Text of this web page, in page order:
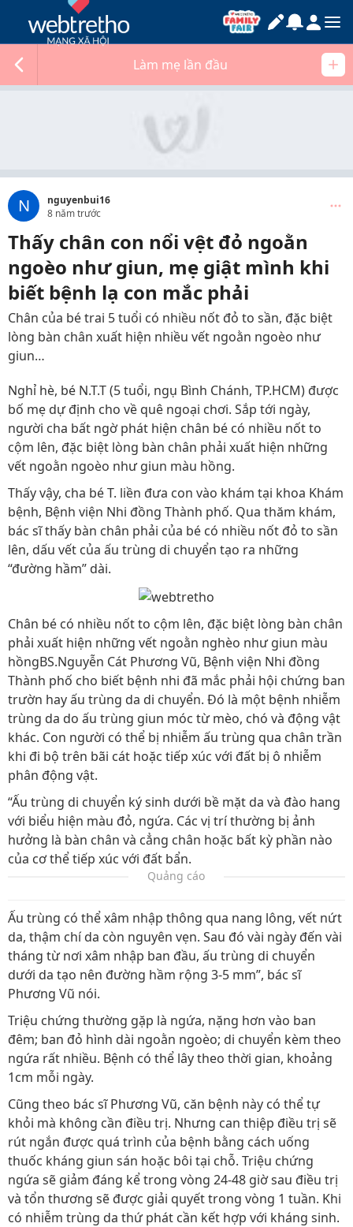
Làm mẹ lần đầu
N
nguyenbui16
8 năm trước
Thấy chân con nổi vệt đỏ ngoằn
ngoèo như giun, mẹ giật mình khi
biết bệnh lạ con mắc phải
Chân của bé trai 5 tuổi có nhiều nốt đỏ to sần, đặc biệt
lòng bàn chân xuất hiện nhiều vết ngoằn ngoèo như
giun…
Nghỉ hè, bé N.T.T (5 tuổi, ngụ Bình Chánh, TP.HCM) được
bố mẹ dự định cho về quê ngoại chơi. Sắp tới ngày,
người cha bất ngờ phát hiện chân bé có nhiều nốt to
cộm lên, đặc biệt lòng bàn chân phải xuất hiện những
vết ngoằn ngoèo như giun màu hồng.
Thấy vậy, cha bé T. liền đưa con vào khám tại khoa Khám
bệnh, Bệnh viện Nhi đồng Thành phố. Qua thăm khám,
bác sĩ thấy bàn chân phải của bé có nhiều nốt đỏ to sần
lên, dấu vết của ấu trùng di chuyển tạo ra những
“đường hầm” dài.
Chân bé có nhiều nốt to cộm lên, đặc biệt lòng bàn chân
phải xuất hiện những vết ngoằn nghèo như giun màu
hồngBS.Nguyễn Cát Phương Vũ, Bệnh viện Nhi đồng
Thành phố cho biết bệnh nhi đã mắc phải hội chứng ban
trườn hay ấu trùng da di chuyển. Đó là một bệnh nhiễm
trùng da do ấu trùng giun móc từ mèo, chó và động vật
khác. Con người có thể bị nhiễm ấu trùng qua chân trần
khi đi bộ trên bãi cát hoặc tiếp xúc với đất bị ô nhiễm
phân động vật.
“Ấu trùng di chuyển ký sinh dưới bề mặt da và đào hang
với biểu hiện màu đỏ, ngứa. Các vị trí thường bị ảnh
hưởng là bàn chân và cẳng chân hoặc bất kỳ phần nào
của cơ thể tiếp xúc với đất bẩn.
Quảng cáo
Ấu trùng có thể xâm nhập thông qua nang lông, vết nứt
da, thậm chí da còn nguyên vẹn. Sau đó vài ngày đến vài
tháng từ nơi xâm nhập ban đầu, ấu trùng di chuyển
dưới da tạo nên đường hầm rộng 3-5 mm”, bác sĩ
Phương Vũ nói.
Triệu chứng thường gặp là ngứa, nặng hơn vào ban
đêm; ban đỏ hình dài ngoằn ngoèo; di chuyển kèm theo
ngứa rất nhiều. Bệnh có thể lây theo thời gian, khoảng
1cm mỗi ngày.
Cũng theo bác sĩ Phương Vũ, căn bệnh này có thể tự
khỏi mà không cần điều trị. Nhưng can thiệp điều trị sẽ
rút ngắn được quá trình của bệnh bằng cách uống
thuốc kháng giun sán hoặc bôi tại chỗ. Triệu chứng
ngứa sẽ giảm đáng kể trong vòng 24-48 giờ sau điều trị
và tổn thương sẽ được giải quyết trong vòng 1 tuần. Khi
có nhiễm trùng da thứ phát cần kết hợp với kháng sinh.